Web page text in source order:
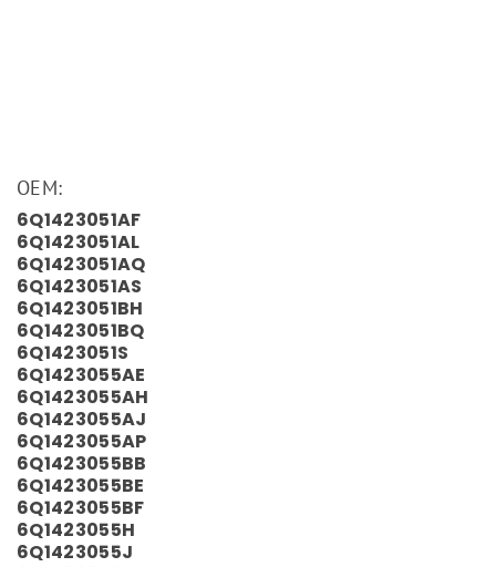
OEM:
6Q1423051AF
6Q1423051AL
6Q1423051AQ
6Q1423051AS
6Q1423051BH
6Q1423051BQ
6Q1423051S
6Q1423055AE
6Q1423055AH
6Q1423055AJ
6Q1423055AP
6Q1423055BB
6Q1423055BE
6Q1423055BF
6Q1423055H
6Q1423055J